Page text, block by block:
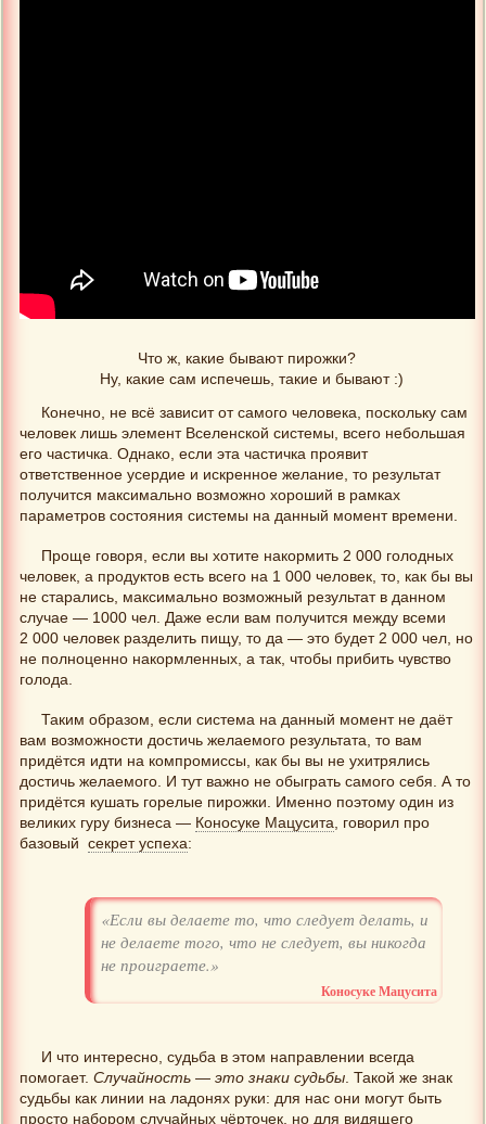
Что ж, какие бывают пирожки?
Ну, какие сам испечешь, такие и бывают :)
Конечно, не всё зависит от самого человека, поскольку сам
человек лишь элемент Вселенской системы, всего небольшая
его частичка. Однако, если эта частичка проявит
ответственное усердие и искренное желание, то результат
получится максимально возможно хороший в рамках
параметров состояния системы на данный момент времени.
Проще говоря, если вы хотите накормить 2 000 голодных
человек, а продуктов есть всего на 1 000 человек, то, как бы вы
не старались, максимально возможный результат в данном
случае — 1000 чел. Даже если вам получится между всеми
2 000 человек разделить пищу, то да — это будет 2 000 чел, но
не полноценно накормленных, а так, чтобы прибить чувство
голода.
Таким образом, если система на данный момент не даёт
вам возможности достичь желаемого результата, то вам
придётся идти на компромиссы, как бы вы не ухитрялись
достичь желаемого. И тут важно не обыграть самого себя. А то
придётся кушать горелые пирожки. Именно поэтому один из
великих гуру бизнеса — Коносуке Мацусита , говорил про
базовый секрет успеха:
«Если вы делаете то, что следует делать, и
не делаете того, что не следует, вы никогда
не проиграете.»
Коносуке Мацусита
И что интересно, судьба в этом направлении всегда
помогает. Случайность — это знаки судьбы . Такой же знак
судьбы как линии на ладонях руки: для нас они могут быть
просто набором случайных чёрточек, но для видящего